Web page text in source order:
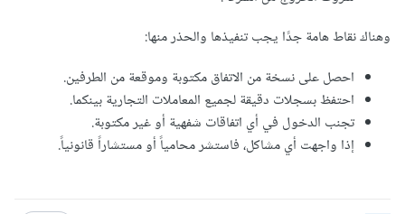
وهناك نقاط هامة جدًا يجب تنفيذها والحذر منها:
احصل على نسخة من الاتفاق مكتوبة وموقعة من الطرفين.
احتفظ بسجلات دقيقة لجميع المعاملات التجارية بينكما.
تجنب الدخول في أي اتفاقات شفهية أو غير مكتوبة.
إذا واجهت أي مشاكل، فاستشر محامياً أو مستشاراً قانونياً.